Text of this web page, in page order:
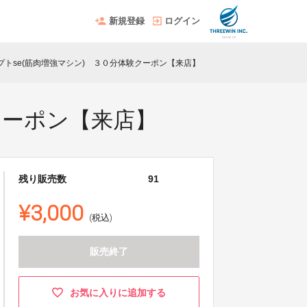
新規登録 ログイン
トse(筋肉増強マシン) ３０分体験クーポン【来店】
ポン【来店】
残り販売数 91
¥3,000 (税込)
販売終了
お気に入りに追加する